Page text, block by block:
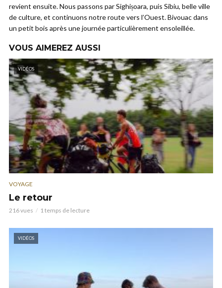
revient ensuite. Nous passons par Sighișoara, puis Sibiu, belle ville
de culture, et continuons notre route vers l’Ouest. Bivouac dans
un petit bois après une journée particulièrement ensoleillée.
VOUS AIMEREZ AUSSI
VIDÉOS
VOYAGE
Le retour
216 vues 1 temps de lecture
VIDÉOS